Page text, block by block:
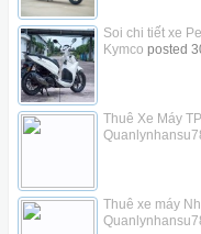
Soi chi tiết xe
Kymco posted
Thuê Xe Máy
Thuê xe máy